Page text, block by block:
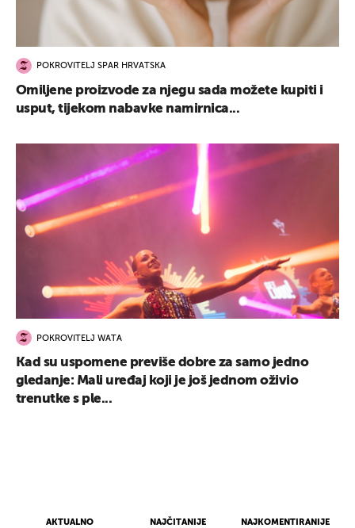
AKTUALNO NAJČITANIJE NAJKOMENTIRANIJE
POKROVITELJ SPAR HRVATSKA
Omiljene proizvode za njegu sada možete kupiti i
usput, tijekom nabavke namirnica...
POKROVITELJ WATA
Kad su uspomene previše dobre za samo jedno
gledanje: Mali uređaj koji je još jednom oživio
trenutke s ple...